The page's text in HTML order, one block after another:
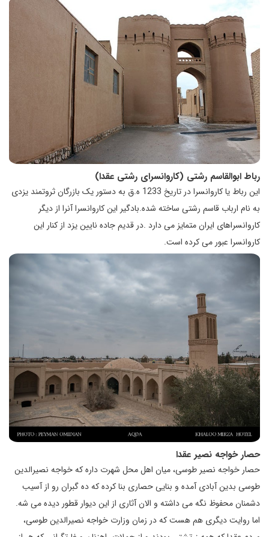
رباط ابوالقاسم رشتی (کاروانسرای رشتی عقدا)
این رباط یا کاروانسرا در تاریخ 1233 ه.ق به دستور یک بازرگان ثروتمند یزدی
به نام ارباب قاسم رشتی ساخته شده.بادگیر این کاروانسرا آنرا از دیگر
کاروانسراهای ایران متمایز می دارد .در قدیم جاده نایین یزد از کنار این
کاروانسرا عبور می کرده است.
حصار خواجه نصیر عقدا
حصار خواجه نصیر طوسی، میان اهل محل شهرت داره که خواجه نصیرالدین
طوسی بدین آبادی آمده و بنایی حصاری بنا کرده که ده گبران رو از آسیب
دشمنان محفوظ نگه می داشته و الان آثاری از این دیوار قطور دیده می شه.
اما روایت دیگری هم هست که در زمان وزارت خواجه نصیرالدین طوسی،